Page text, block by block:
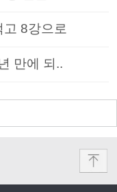
8강으로
만에 되..